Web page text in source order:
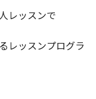
レッスンで
レッスンプログラ